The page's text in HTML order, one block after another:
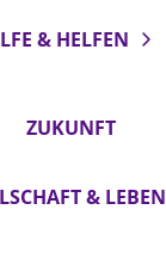
& HELFEN
ZUKUNFT
& LEBEN